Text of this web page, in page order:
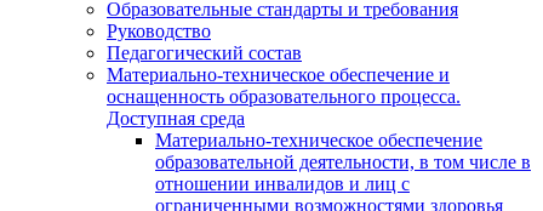
Образовательные стандарты и требования
Руководство
Педагогический состав
Материально-техническое обеспечение и
оснащенность образовательного процесса.
Доступная среда
Материально-техническое обеспечение
образовательной деятельности, в том числе в
отношении инвалидов и лиц с
ограниченными возможностями здоровья